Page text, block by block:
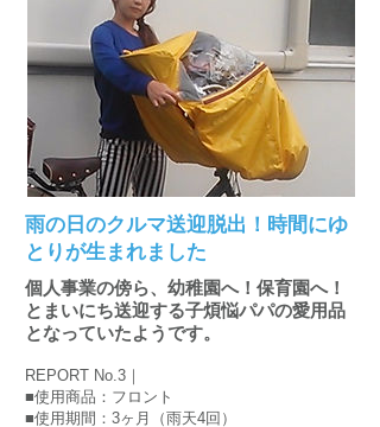
雨の日のクルマ送迎脱出！時間にゆ
とりが生まれました
個人事業の傍ら、幼稚園へ！保育園へ！
とまいにち送迎する子煩悩パパの愛用品
となっていたようです。
REPORT No.3｜
■使用商品：フロント
■使用期間：3ヶ月（雨天4回）